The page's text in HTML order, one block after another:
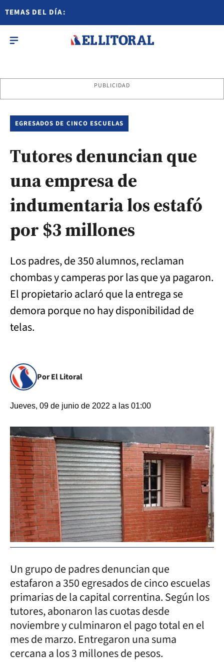
TEMAS DEL DÍA:
PUBLICIDAD
EGRESADOS DE CINCO ESCUELAS
Tutores denuncian que
una empresa de
indumentaria los estafó
por $3 millones
Los padres, de 350 alumnos, reclaman
chombas y camperas por las que ya pagaron.
El propietario aclaró que la entrega se
demora porque no hay disponibilidad de
telas.
Por El Litoral
Jueves, 09 de junio de 2022 a las 01:00
Un grupo de padres denuncian que
estafaron a 350 egresados de cinco escuelas
primarias de la capital correntina. Según los
tutores, abonaron las cuotas desde
noviembre y culminaron el pago total en el
mes de marzo. Entregaron una suma
cercana a los 3 millones de pesos.